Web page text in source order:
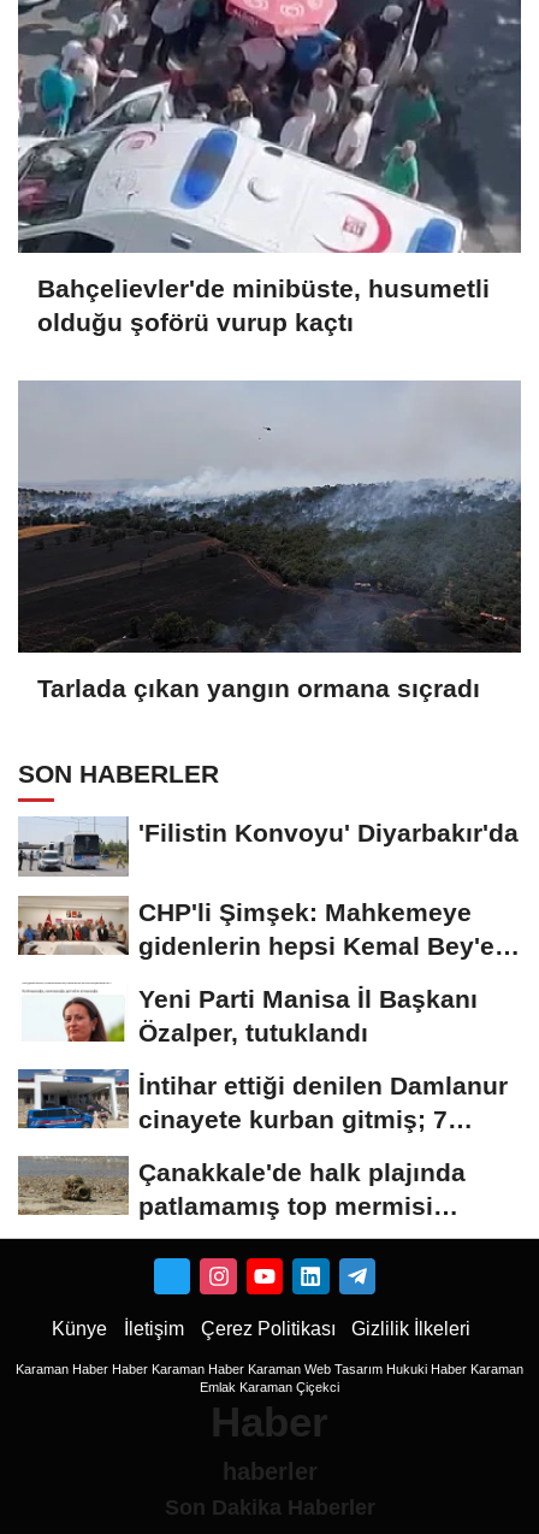
Bahçelievler'de minibüste, husumetli
olduğu şoförü vurup kaçtı
Tarlada çıkan yangın ormana sıçradı
SON HABERLER
'Filistin Konvoyu' Diyarbakır'da
CHP'li Şimşek: Mahkemeye
gidenlerin hepsi Kemal Bey'e
Yeni Parti Manisa İl Başkanı
Özalper, tutuklandı
İntihar ettiği denilen Damlanur
cinayete kurban gitmiş; 7
Çanakkale'de halk plajında
patlamamış top mermisi
bulundu
Künye İletişim Çerez Politikası Gizlilik İlkeleri
Karaman Haber Haber Karaman Haber Karaman Web Tasarım Hukuki Haber Karaman
Emlak Karaman Çiçekci
Haber
haberler
Son Dakika Haberler